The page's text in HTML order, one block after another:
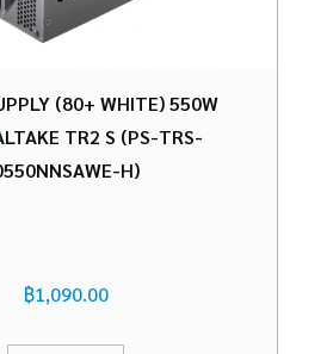
(80+ WHITE) 550W
TR2 S (PS-TRS-
H)
฿1,090.00